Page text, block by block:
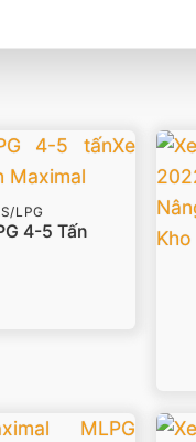
LPG
4-5 Tấn